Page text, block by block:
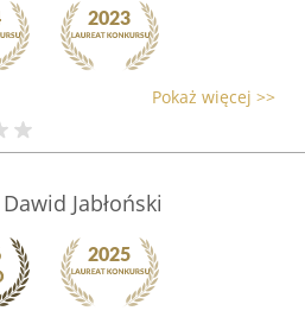
Pokaż więcej >>
Jabłoński